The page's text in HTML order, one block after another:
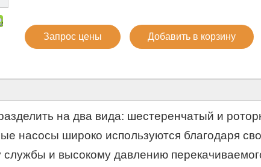
Запрос цены Добавить в корзину
на два вида: шестеренчатый и
насосы широко используются благодаря
службы и высокому давлению